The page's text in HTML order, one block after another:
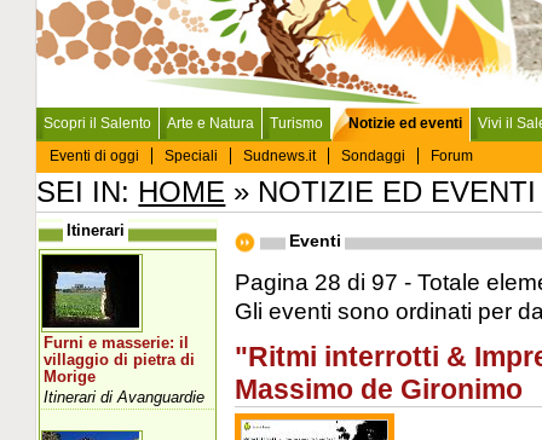
Scopri il Salento Arte e Natura Turismo
Notizie ed eventi
Eventi di oggi
Speciali Sudnews.it Sondaggi Forum
Vivi il
SEI IN: HOME » NOTIZIE ED EVENTI
Eventi
Pagina 28 di 97 - Totale
Gli eventi sono ordinati per
"Ritmi interrotti &
Massimo de Gironimo
Itinerari
Furni e masserie: il
villaggio di pietra di
Morige
Itinerari di Avanguardie